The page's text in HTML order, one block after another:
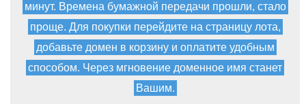
минут. Времена бумажной передачи прошли, стало
проще. Для покупки перейдите на страницу лота,
добавьте домен в корзину и оплатите удобным
способом. Через мгновение доменное имя станет
Вашим.